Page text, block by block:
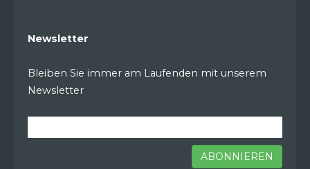
Newsletter
Bleiben Sie immer am Laufenden mit unserem
Newsletter
ABONNIEREN